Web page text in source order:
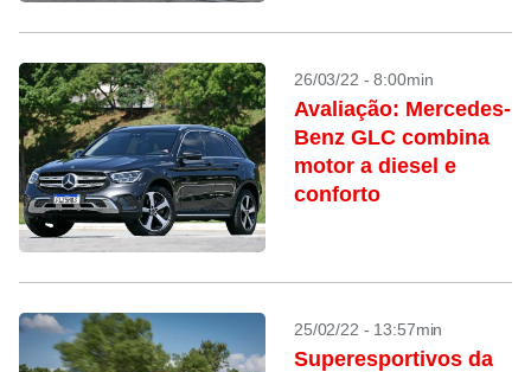
26/03/22 - 8:00min
Avaliação: Mercedes-
Benz GLC combina
motor a diesel e
conforto
25/02/22 - 13:57min
Superesportivos da